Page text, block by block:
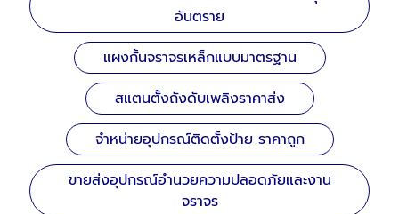
อันตราย
แผงกั้นจราจรเหล็กแบบมาตรฐาน
สแตนตั้งถังดับเพลิงราคาส่ง
จำหน่ายอุปกรณ์ติดตั้งป้าย ราคาถูก
ขายส่งอุปกรณ์อำนวยความปลอดภัยและงาน
จราจร